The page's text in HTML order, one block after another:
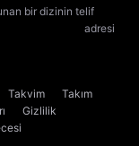
bir dizinin telif
adresi
Takvim
Takım
Gizlilik